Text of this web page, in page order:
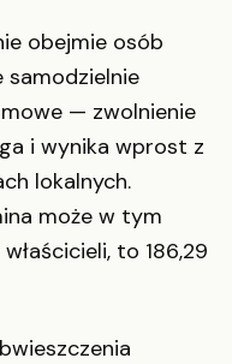
obejmie osób
samodzielnie
— zwolnienie
i wynika wprost z
lokalnych.
może w tym
to 186,29